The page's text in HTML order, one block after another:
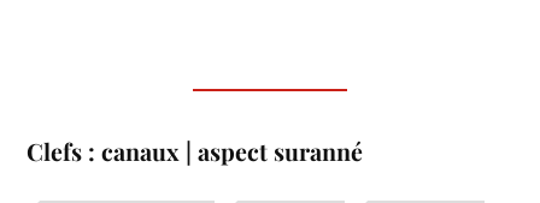
Clefs : canaux | aspect suranné